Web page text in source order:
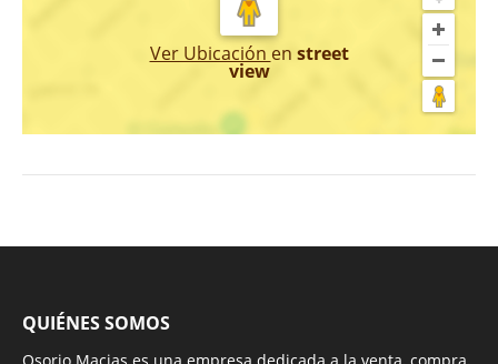
Ver Ubicación en street
view
QUIÉNES SOMOS